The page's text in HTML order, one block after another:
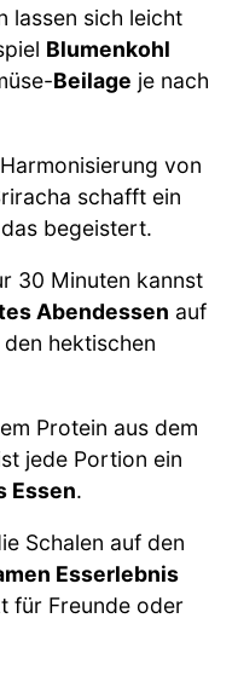
lassen sich leicht
Blumenkohl
Beilage je nach
von
schafft ein
begeistert.
30 Minuten kannst
Abendessen auf
hektischen
Protein aus dem
jede Portion ein
Essen.
Schalen auf den
Esserlebnis
für Freunde oder